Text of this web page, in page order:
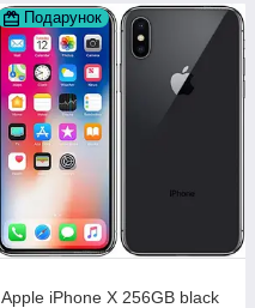
Подарунок
Apple iPhone X 256GB black